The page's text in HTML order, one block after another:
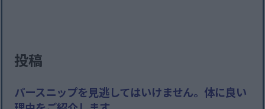
投稿
パースニップを見逃してはいけません。体に良い